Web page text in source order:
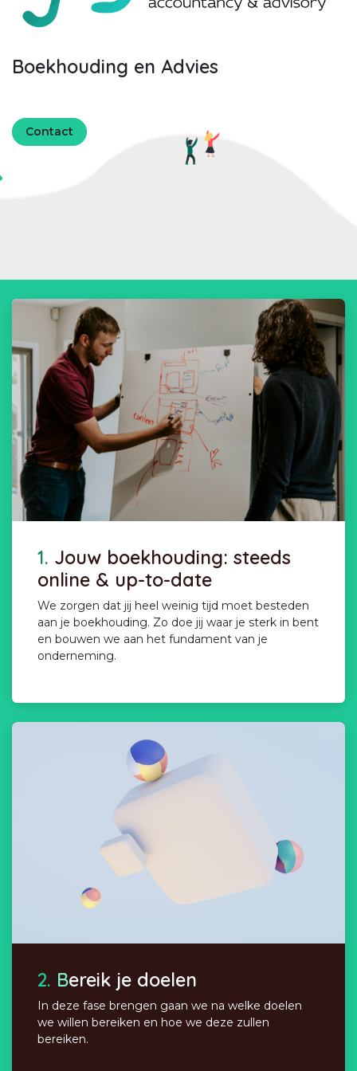
Boekhouding en Advies
Contact
1. Jouw boekhouding: steeds
online & up-to-date
We zorgen dat jij heel weinig tijd moet besteden
aan je boekhouding. Zo doe jij waar je sterk in bent
en bouwen we aan het fundament van je
onderneming.
2. Bereik je doelen
In deze fase brengen gaan we na welke doelen
we willen bereiken en hoe we deze zullen
bereiken.